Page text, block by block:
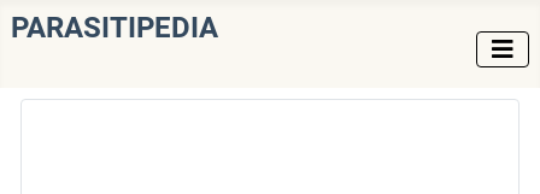
PARASITIPEDIA